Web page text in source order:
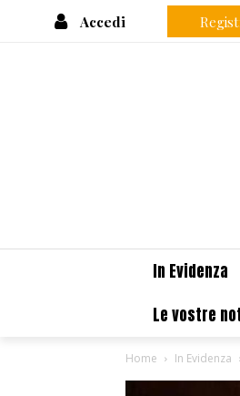
Accedi
In Evidenza
Le vostre
Home In Evidenza